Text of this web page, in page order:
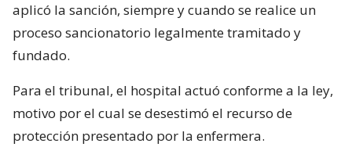
aplicó la sanción, siempre y cuando se realice un
proceso sancionatorio legalmente tramitado y
fundado.
Para el tribunal, el hospital actuó conforme a la ley,
motivo por el cual se desestimó el recurso de
protección presentado por la enfermera.